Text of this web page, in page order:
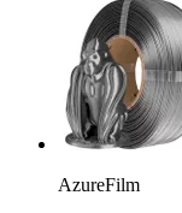
AzureFilm